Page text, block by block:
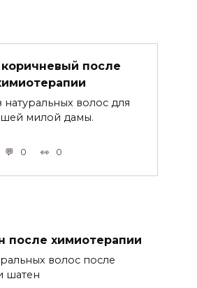
после
натуральных волос для
милой дамы.
0 0
после химиотерапии
волос после
шатен